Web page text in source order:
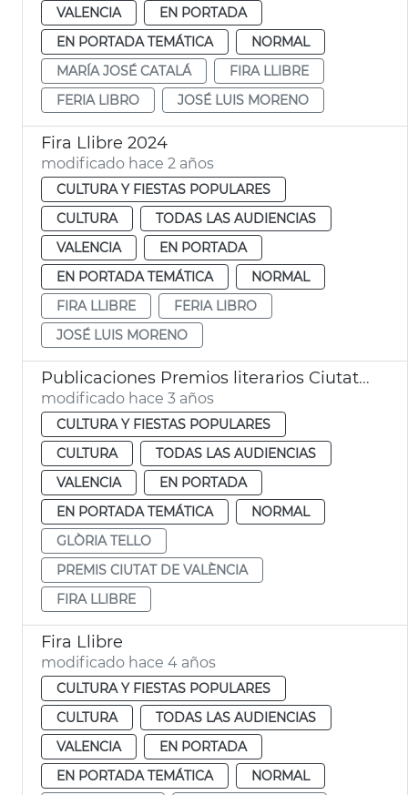
VALENCIA
EN PORTADA
EN PORTADA TEMÁTICA
NORMAL
MARÍA JOSÉ CATALÁ
FIRA LLIBRE
FERIA LIBRO
JOSÉ LUIS MORENO
Fira Llibre 2024
modificado hace 2 años
CULTURA Y FIESTAS POPULARES
CULTURA
TODAS LAS AUDIENCIAS
VALENCIA
EN PORTADA
EN PORTADA TEMÁTICA
NORMAL
FIRA LLIBRE
FERIA LIBRO
JOSÉ LUIS MORENO
Publicaciones Premios literarios Ciutat de València
modificado hace 3 años
CULTURA Y FIESTAS POPULARES
CULTURA
TODAS LAS AUDIENCIAS
VALENCIA
EN PORTADA
EN PORTADA TEMÁTICA
NORMAL
GLÒRIA TELLO
PREMIS CIUTAT DE VALÈNCIA
FIRA LLIBRE
Fira Llibre
modificado hace 4 años
CULTURA Y FIESTAS POPULARES
CULTURA
TODAS LAS AUDIENCIAS
VALENCIA
EN PORTADA
EN PORTADA TEMÁTICA
NORMAL